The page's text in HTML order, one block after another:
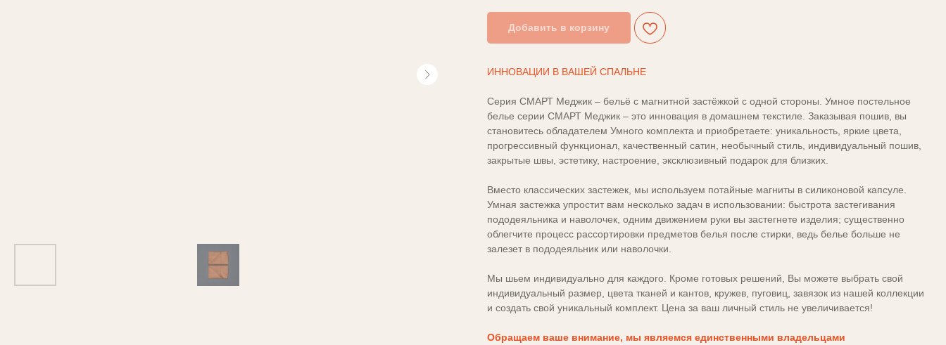
Добавить в корзину
ИННОВАЦИИ В ВАШЕЙ СПАЛЬНЕ
Серия СМАРТ Меджик – бельё с магнитной застёжкой с одной стороны. Умное постельное
белье серии СМАРТ Меджик – это инновация в домашнем текстиле. Заказывая пошив, вы
становитесь обладателем Умного комплекта и приобретаете: уникальность, яркие цвета,
прогрессивный функционал, качественный сатин, необычный стиль, индивидуальный пошив,
закрытые швы, эстетику, настроение, эксклюзивный подарок для близких.
Вместо классических застежек, мы используем потайные магниты в силиконовой капсуле.
Умная застежка упростит вам несколько задач в использовании: быстрота застегивания
пододеяльника и наволочек, одним движением руки вы застегнете изделия; существенно
облегчите процесс рассортировки предметов белья после стирки, ведь белье больше не
залезет в пододеяльник или наволочки.
Мы шьем индивидуально для каждого. Кроме готовых решений, Вы можете выбрать свой
индивидуальный размер, цвета тканей и кантов, кружев, пуговиц, завязок из нашей коллекции
и создать свой уникальный комплект. Цена за ваш личный стиль не увеличивается!
Обращаем ваше внимание, мы являемся единственными владельцами